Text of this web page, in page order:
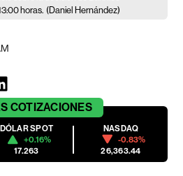
horas. (Daniel Hernández)
COTIZACIONES
DÓLAR SPOT
+0.16%
17.263
NASDAQ
-0.83%
26,363.44